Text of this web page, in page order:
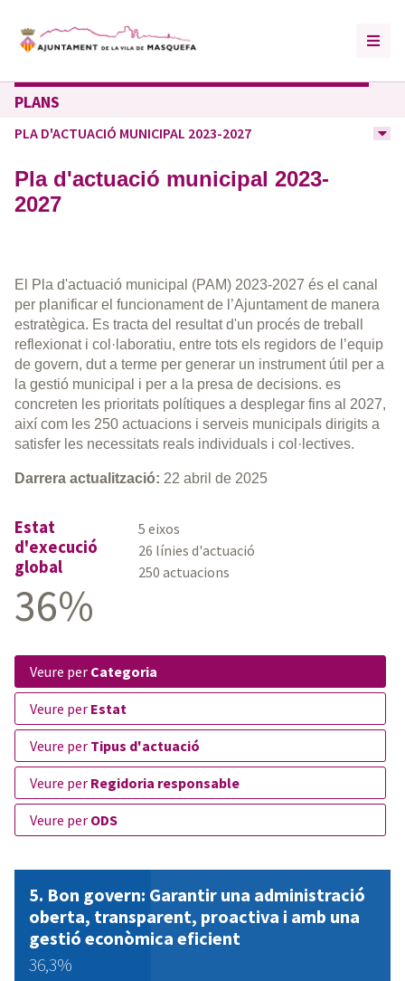
PLANS
PLA D'ACTUACIÓ MUNICIPAL 2023-2027
Pla d'actuació municipal 2023-
2027
El Pla d'actuació municipal (PAM) 2023-2027 és el canal
per planificar el funcionament de l’Ajuntament de manera
estratègica. Es tracta del resultat d'un procés de treball
reflexionat i col·laboratiu, entre tots els regidors de l’equip
de govern, dut a terme per generar un instrument útil per a
la gestió municipal i per a la presa de decisions. es
concreten les prioritats polítiques a desplegar fins al 2027,
així com les 250 actuacions i serveis municipals dirigits a
satisfer les necessitats reals individuals i col·lectives.
Darrera actualització: 22 abril de 2025
Estat
d'execució
global
36%
5 eixos
26 línies d'actuació
250 actuacions
veure per Categoria
veure per Estat
veure per Tipus d'actuació
veure per Regidoria responsable
veure per ODS
Bon govern: Garantir una administració
oberta, transparent, proactiva i amb una
gestió econòmica eficient
36,3%